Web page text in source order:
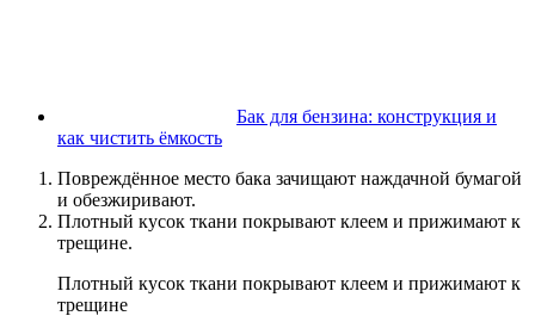
Бак для бензина: конструкция и
как чистить ёмкость
Повреждённое место бака зачищают наждачной бумагой
и обезжиривают.
Плотный кусок ткани покрывают клеем и прижимают к
трещине.
Плотный кусок ткани покрывают клеем и прижимают к
трещине